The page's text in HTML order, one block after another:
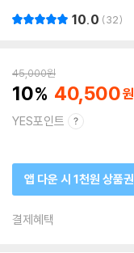
10.0 32
45,000원
10 40,500
YES포인트
앱 다운 시 1천원 상품권
결제혜택